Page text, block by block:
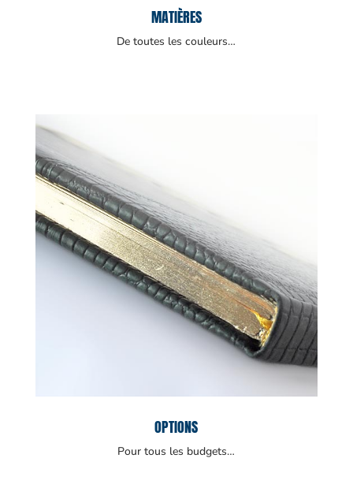
MATIÈRES
De toutes les couleurs…
OPTIONS
Pour tous les budgets…